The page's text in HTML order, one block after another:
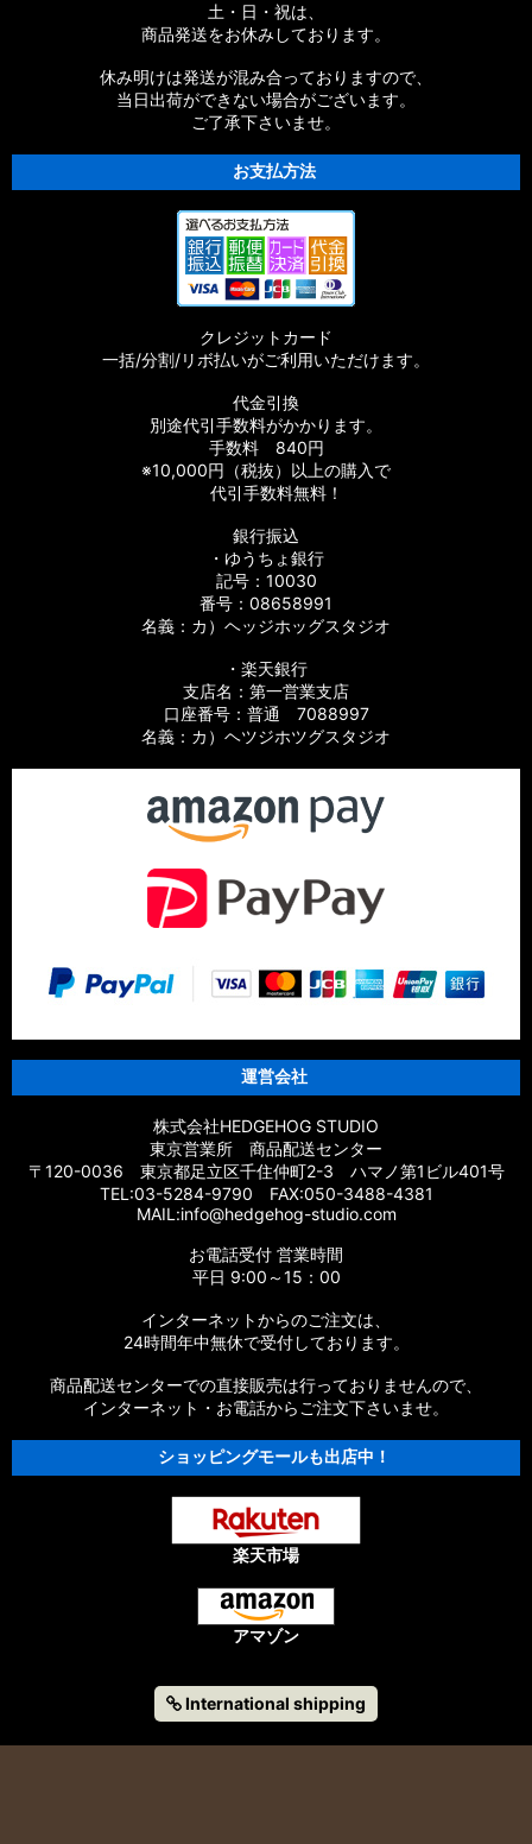
土・日・祝は、
商品発送をお休みしております。
休み明けは発送が混み合っておりますので、
当日出荷ができない場合がございます。
ご了承下さいませ。
お支払方法
クレジットカード
一括/分割/リボ払いがご利用いただけます。
代金引換
別途代引手数料がかかります。
手数料 840円
※10,000円（税抜）以上の購入で
代引手数料無料！
銀行振込
・ゆうちょ銀行
記号：10030
番号：08658991
名義：カ）ヘッジホッグスタジオ
・楽天銀行
支店名：第一営業支店
口座番号：普通 7088997
名義：カ）ヘツジホツグスタジオ
運営会社
株式会社HEDGEHOG STUDIO
東京営業所 商品配送センター
〒120-0036 東京都足立区千住仲町2-3 ハマノ第1ビル401号
TEL:03-5284-9790 FAX:050-3488-4381
MAIL:info@hedgehog-studio.com
お電話受付 営業時間
平日 9:00～15：00
インターネットからのご注文は、
24時間年中無休で受付しております。
商品配送センターでの直接販売は行っておりませんので、
インターネット・お電話からご注文下さいませ。
ショッピングモールも出店中！
楽天市場
アマゾン
International shipping